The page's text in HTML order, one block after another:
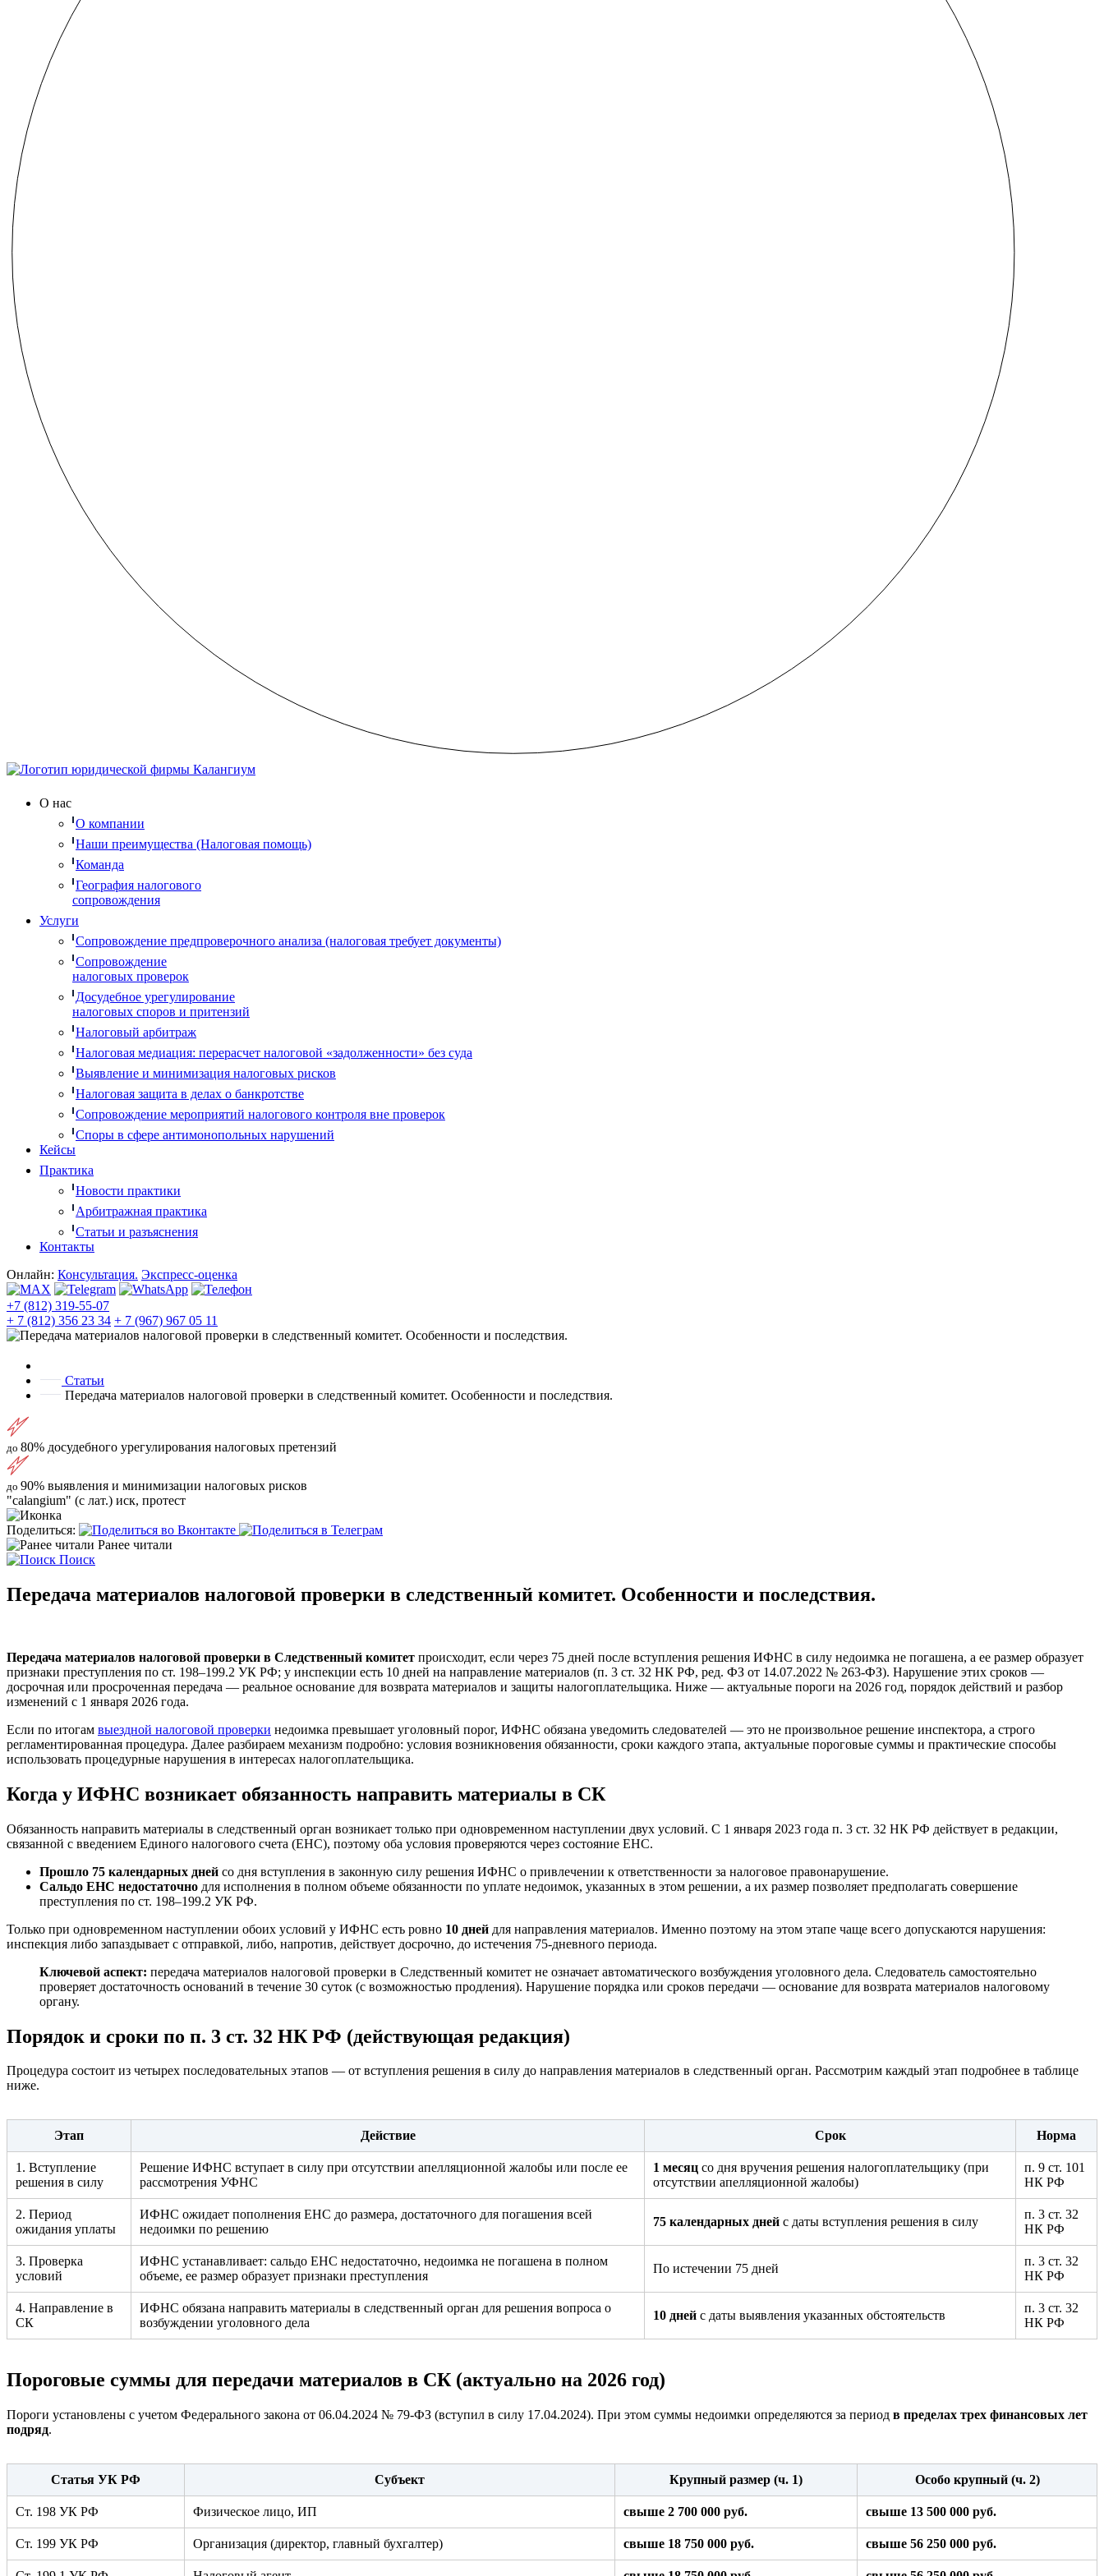
О нас
О компании
Наши преимущества (Налоговая помощь)
Команда
География налогового
сопровождения
Услуги
Сопровождение предпроверочного анализа (налоговая требует документы)
Сопровождение
налоговых проверок
Досудебное урегулирование
налоговых споров и притензий
Налоговый арбитраж
Налоговая медиация: перерасчет налоговой «задолженности» без суда
Выявление и минимизация налоговых рисков
Налоговая защита в делах о банкротстве
Сопровождение мероприятий налогового контроля вне проверок
Споры в сфере антимонопольных нарушений
Кейсы
Практика
Новости практики
Арбитражная практика
Статьи и разъяснения
Контакты
Онлайн: Консультация. Экспресс-оценка
+7 (812) 319-55-07
+ 7 (812) 356 23 34 + 7 (967) 967 05 11
Статьи
Передача материалов налоговой проверки в следственный комитет. Особенности и последствия.
до 80% досудебного урегулирования налоговых претензий
до 90% выявления и минимизации налоговых рисков
"calangium" (с лат.) иск, протест
Поделиться:
Ранее читали
Поиск
Передача материалов налоговой проверки в следственный комитет. Особенности и последствия.
Передача материалов налоговой проверки в Следственный комитет происходит, если через 75 дней после вступления решения ИФНС в силу недоимка не погашена, а ее размер образует
признаки преступления по ст. 198–199.2 УК РФ; у инспекции есть 10 дней на направление материалов (п. 3 ст. 32 НК РФ, ред. ФЗ от 14.07.2022 № 263-ФЗ). Нарушение этих сроков —
досрочная или просроченная передача — реальное основание для возврата материалов и защиты налогоплательщика. Ниже — актуальные пороги на 2026 год, порядок действий и разбор
изменений с 1 января 2026 года.
Если по итогам выездной налоговой проверки недоимка превышает уголовный порог, ИФНС обязана уведомить следователей — это не произвольное решение инспектора, а строго
регламентированная процедура. Далее разбираем механизм подробно: условия возникновения обязанности, сроки каждого этапа, актуальные пороговые суммы и практические способы
использовать процедурные нарушения в интересах налогоплательщика.
Когда у ИФНС возникает обязанность направить материалы в СК
Обязанность направить материалы в следственный орган возникает только при одновременном наступлении двух условий. С 1 января 2023 года п. 3 ст. 32 НК РФ действует в редакции,
связанной с введением Единого налогового счета (ЕНС), поэтому оба условия проверяются через состояние ЕНС.
Прошло 75 календарных дней со дня вступления в законную силу решения ИФНС о привлечении к ответственности за налоговое правонарушение.
Сальдо ЕНС недостаточно для исполнения в полном объеме обязанности по уплате недоимок, указанных в этом решении, а их размер позволяет предполагать совершение
преступления по ст. 198–199.2 УК РФ.
Только при одновременном наступлении обоих условий у ИФНС есть ровно 10 дней для направления материалов. Именно поэтому на этом этапе чаще всего допускаются нарушения:
инспекция либо запаздывает с отправкой, либо, напротив, действует досрочно, до истечения 75-дневного периода.
Ключевой аспект: передача материалов налоговой проверки в Следственный комитет не означает автоматического возбуждения уголовного дела. Следователь самостоятельно
проверяет достаточность оснований в течение 30 суток (с возможностью продления). Нарушение порядка или сроков передачи — основание для возврата материалов налоговому
органу.
Порядок и сроки по п. 3 ст. 32 НК РФ (действующая редакция)
Процедура состоит из четырех последовательных этапов — от вступления решения в силу до направления материалов в следственный орган. Рассмотрим каждый этап подробнее в таблице
ниже.
Этап Действие Срок Норма
1. Вступление
решения в силу
Решение ИФНС вступает в силу при отсутствии апелляционной жалобы или после ее
рассмотрения УФНС
1 месяц со дня вручения решения налогоплательщику (при
отсутствии апелляционной жалобы)
п. 9 ст. 101
НК РФ
2. Период
ожидания уплаты
ИФНС ожидает пополнения ЕНС до размера, достаточного для погашения всей
недоимки по решению
75 календарных дней с даты вступления решения в силу
п. 3 ст. 32
НК РФ
3. Проверка
условий
ИФНС устанавливает: сальдо ЕНС недостаточно, недоимка не погашена в полном
объеме, ее размер образует признаки преступления
По истечении 75 дней
п. 3 ст. 32
НК РФ
4. Направление в
СК
ИФНС обязана направить материалы в следственный орган для решения вопроса о
возбуждении уголовного дела
10 дней с даты выявления указанных обстоятельств
п. 3 ст. 32
НК РФ
Пороговые суммы для передачи материалов в СК (актуально на 2026 год)
Пороги установлены с учетом Федерального закона от 06.04.2024 № 79-ФЗ (вступил в силу 17.04.2024). При этом суммы недоимки определяются за период в пределах трех финансовых лет
подряд.
Статья УК РФ Субъект Крупный размер (ч. 1) Особо крупный (ч. 2)
Ст. 198 УК РФ Физическое лицо, ИП свыше 2 700 000 руб. свыше 13 500 000 руб.
Ст. 199 УК РФ Организация (директор, главный бухгалтер) свыше 18 750 000 руб. свыше 56 250 000 руб.